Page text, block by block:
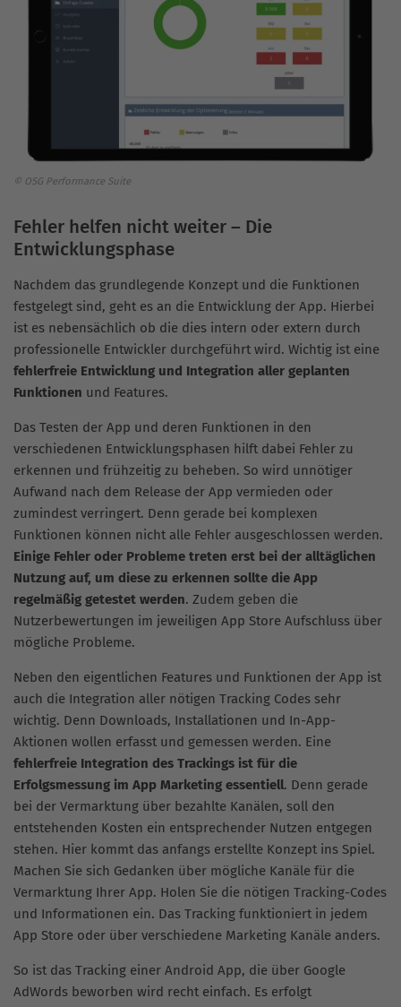
© OSG Performance Suite
Fehler helfen nicht weiter – Die
Entwicklungsphase
Nachdem das grundlegende Konzept und die Funktionen
festgelegt sind, geht es an die Entwicklung der App. Hierbei
ist es nebensächlich ob die dies intern oder extern durch
professionelle Entwickler durchgeführt wird. Wichtig ist eine
fehlerfreie Entwicklung und Integration aller geplanten
Funktionen und Features.
Das Testen der App und deren Funktionen in den
verschiedenen Entwicklungsphasen hilft dabei Fehler zu
erkennen und frühzeitig zu beheben. So wird unnötiger
Aufwand nach dem Release der App vermieden oder
zumindest verringert. Denn gerade bei komplexen
Funktionen können nicht alle Fehler ausgeschlossen werden.
Einige Fehler oder Probleme treten erst bei der alltäglichen
Nutzung auf, um diese zu erkennen sollte die App
regelmäßig getestet werden. Zudem geben die
Nutzerbewertungen im jeweiligen App Store Aufschluss über
mögliche Probleme.
Neben den eigentlichen Features und Funktionen der App ist
auch die Integration aller nötigen Tracking Codes sehr
wichtig. Denn Downloads, Installationen und In-App-
Aktionen wollen erfasst und gemessen werden. Eine
fehlerfreie Integration des Trackings ist für die
Erfolgsmessung im App Marketing essentiell. Denn gerade
bei der Vermarktung über bezahlte Kanälen, soll den
entstehenden Kosten ein entsprechender Nutzen entgegen
stehen. Hier kommt das anfangs erstellte Konzept ins Spiel.
Machen Sie sich Gedanken über mögliche Kanäle für die
Vermarktung Ihrer App. Holen Sie die nötigen Tracking-Codes
und Informationen ein. Das Tracking funktioniert in jedem
App Store oder über verschiedene Marketing Kanäle anders.
So ist das Tracking einer Android App, die über Google
AdWords beworben wird recht einfach. Es erfolgt